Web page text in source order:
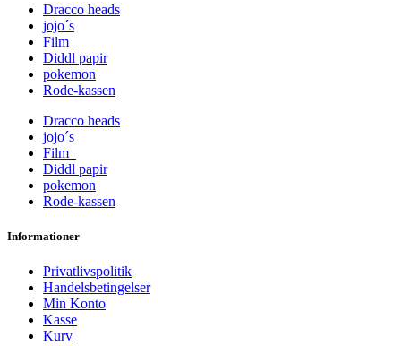
Dracco heads
jojo´s
Film
Diddl papir
pokemon
Rode-kassen
Dracco heads
jojo´s
Film
Diddl papir
pokemon
Rode-kassen
Informationer
Privatlivspolitik
Handelsbetingelser
Min Konto
Kasse
Kurv